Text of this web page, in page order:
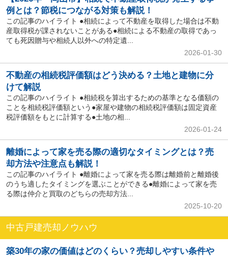
例とは？節税につながる対策も解説！
この記事のハイライト ●相続によって不動産を取得した場合は不動
産取得税が課されないことがある●相続による不動産の取得であっ
ても死因贈与や相続人以外への特定遺...
2026-01-30
不動産の相続税評価額はどう決める？土地と建物に分
けて解説
この記事のハイライト ●相続税を算出するための基準となる価額の
ことを相続税評価額という●家屋や建物の相続税評価額は固定資産
税評価額をもとに計算する●土地の相...
2026-01-24
離婚によって家を売る際の適切なタイミングとは？売
却方法や注意点も解説！
この記事のハイライト ●離婚によって家を売る際は離婚前と離婚後
のうち適したタイミングを選ぶことができる●離婚によって家を売
る際は仲介と買取のどちらの売却方法...
2025-10-20
中古戸建売却ノウハウ
築30年の家の価値はどのくらい？売却しやすい条件や